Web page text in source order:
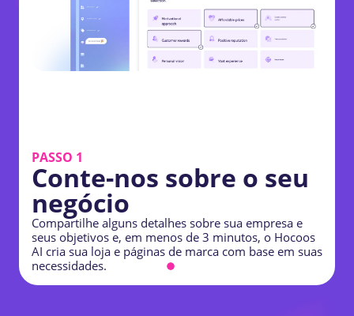
PASSO 1
Conte-nos sobre o seu
negócio
Compartilhe alguns detalhes sobre sua empresa e
seus objetivos e, em menos de 3 minutos, o Hocoos
AI cria sua loja e páginas de marca com base em suas
necessidades.